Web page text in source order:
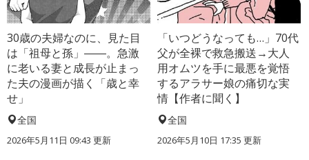
30歳の夫婦なのに、見た目
は「祖母と孫」――。急激
に老いる妻と成長が止まっ
た夫の漫画が描く「歳と幸
せ」
全国
2026年5月11日 09:43 更新
「いつどうなっても…」70代
父が全裸で救急搬送→大人
用オムツを手に最悪を覚悟
するアラサー娘の痛切な実
情【作者に聞く】
全国
2026年5月10日 17:35 更新